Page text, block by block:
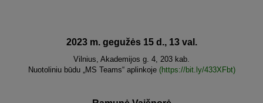
2023 m. gegužės 15 d., 13 val.
Vilnius, Akademijos g. 4, 203 kab.
Nuotoliniu būdu „MS Teams“ aplinkoje (https://bit.ly/433XFbt)